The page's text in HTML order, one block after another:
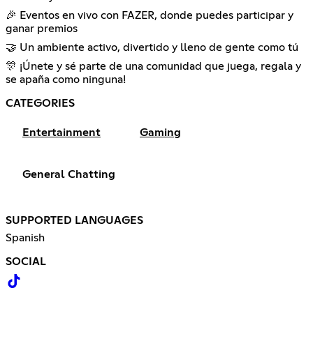
🎉 Eventos en vivo con FAZER, donde puedes participar y
ganar premios
🤝 Un ambiente activo, divertido y lleno de gente como tú
🎊 ¡Únete y sé parte de una comunidad que juega, regala y
se apaña como ninguna!
CATEGORIES
Entertainment Gaming
General Chatting
SUPPORTED LANGUAGES
Spanish
SOCIAL